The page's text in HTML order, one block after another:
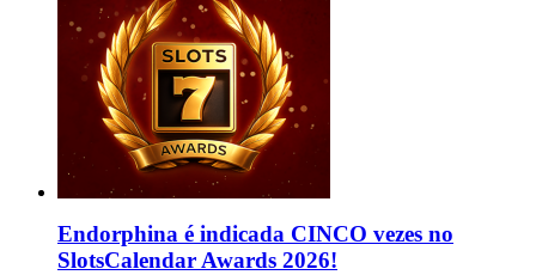
Endorphina é indicada CINCO vezes no
SlotsCalendar Awards 2026!